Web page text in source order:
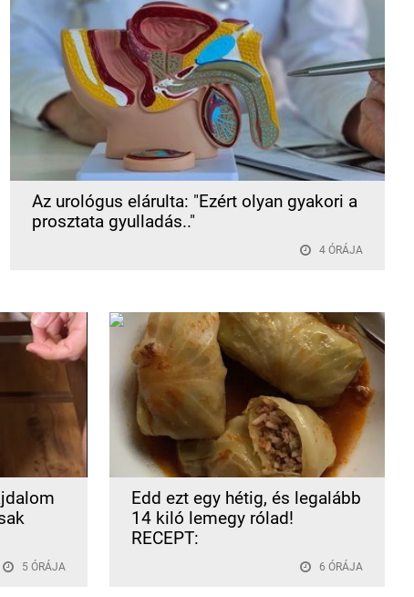
Az urológus elárulta: "Ezért olyan gyakori a
prosztata gyulladás.."
4 ÓRÁJA
5 ÓRÁJA
Edd ezt egy hétig, és legalább
14 kiló lemegy rólad!
RECEPT:
6 ÓRÁJA